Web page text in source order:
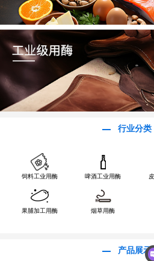
行业分类
饲料工业用酶 啤酒工业用酶
果脯加工用酶 烟草用酶
产品展示